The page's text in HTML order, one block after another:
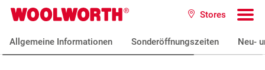
Zum Hauptinhalt
Woolworth GmbH Stores
Allgemeine Informationen Sonderöffnungszeiten Neu-